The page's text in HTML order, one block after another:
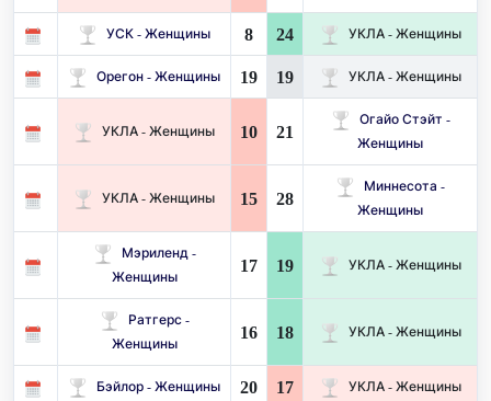
УСК - Женщины 8 24 УКЛА - Женщины
Орегон - Женщины 19 19 УКЛА - Женщины
УКЛА - Женщины 10 21
Огайо Стэйт -
Женщины
УКЛА - Женщины 15 28
Миннесота -
Женщины
Мэриленд -
Женщины
17 19 УКЛА - Женщины
Ратгерс -
Женщины
16 18 УКЛА - Женщины
Бэйлор - Женщины 20 17 УКЛА - Женщины